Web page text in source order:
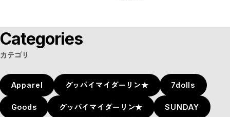
Categories
カテゴリ
Apparel グッバイマイダーリン★ 7dolls
Goods グッバイマイダーリン★ SUNDAY